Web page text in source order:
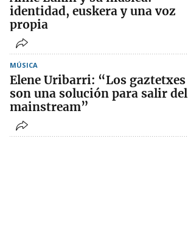
identidad, euskera y una voz
propia
MÚSICA
Elene Uribarri: “Los gaztetxes
son una solución para salir del
mainstream”